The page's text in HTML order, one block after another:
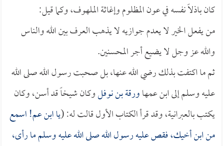
كان باذلاً نفسه في عون المظلوم وإغاثة الملهوف، وكما قيل:
من يفعل الخير لا يعدم جوازيه لا يذهب العرف بين الله والناس
والله عز وجل لا يضيع أجر المحسنين.
ثم ما اكتفت بذلك رضي الله عنها، بل صحبت رسول الله صلى الله
عليه وسلم إلى ابن عمهاورقة بن نوفلوكان شيخاً قد أسن، وكان
يكتب بالعبرانية، وقد قرأ الكتاب الأول قالت له: (يا ابن عم! اسمع
من ابن أخيك، فقص عليه رسول الله صلى الله عليه وسلم ما رأى،